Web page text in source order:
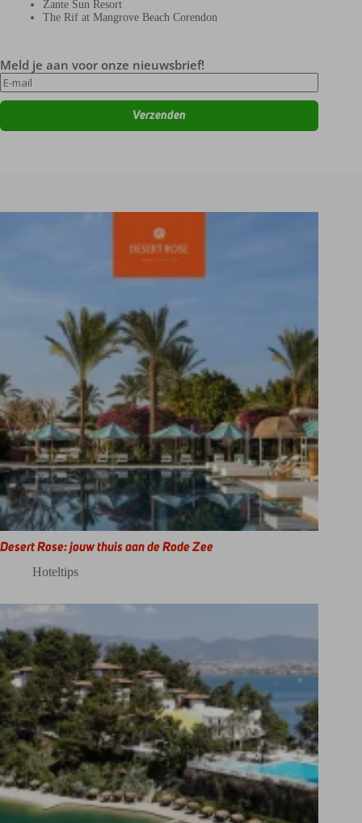
Zante Sun Resort
The Rif at Mangrove Beach Corendon
Meld je aan voor onze nieuwsbrief!
Desert Rose: jouw thuis aan de Rode Zee
Hoteltips